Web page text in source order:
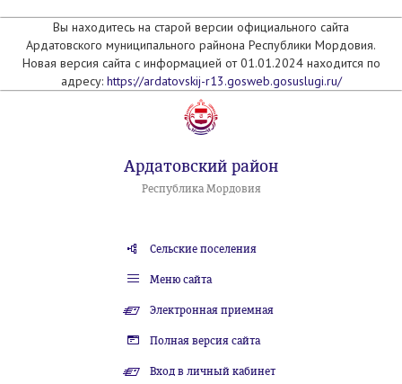
Вы находитесь на старой версии официального сайта
Ардатовского муниципального райнона Республики Мордовия.
Новая версия сайта с информацией от 01.01.2024 находится по
адресу: https://ardatovskij-r13.gosweb.gosuslugi.ru/
Ардатовский район
Республика Мордовия
Сельские поселения
Меню сайта
Электронная приемная
Полная версия сайта
Вход в личный кабинет